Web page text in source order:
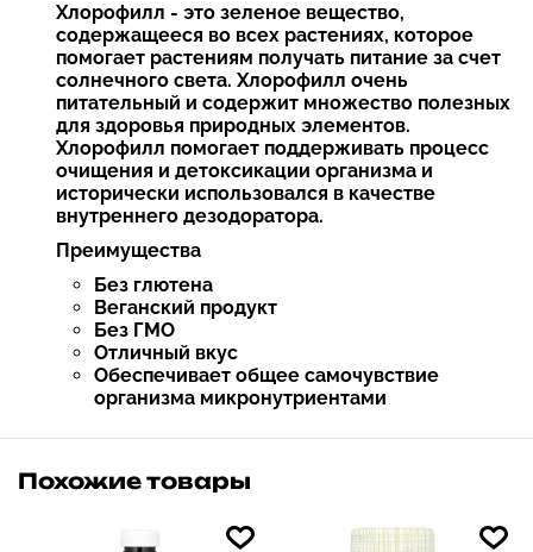
Хлорофилл - это зеленое вещество,
содержащееся во всех растениях, которое
помогает растениям получать питание за счет
солнечного света. Хлорофилл очень
питательный и содержит множество полезных
для здоровья природных элементов.
Хлорофилл помогает поддерживать процесс
очищения и детоксикации организма и
исторически использовался в качестве
внутреннего дезодоратора.
Преимущества
Без глютена
Веганский продукт
Без ГМО
Отличный вкус
Обеспечивает общее самочувствие
организма микронутриентами
Похожие товары